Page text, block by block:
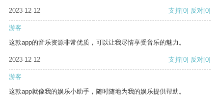
2023-12-12
支持[0] 反对[0]
游客
这款app的音乐资源非常优质，可以让我尽情享受音乐的魅力。
2023-12-12 支持[0] 反对[0]
游客
这款app就像我的娱乐小助手，随时随地为我的娱乐提供帮助。